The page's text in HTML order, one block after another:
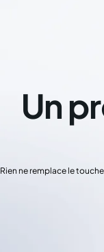
Un
Rien ne remplace le